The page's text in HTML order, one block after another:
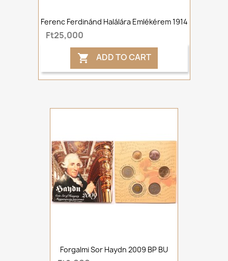
Ferenc Ferdinánd Halálára Emlékérem 1914
Ft25,000
 ADD TO CART
Forgalmi Sor Haydn 2009 BP BU